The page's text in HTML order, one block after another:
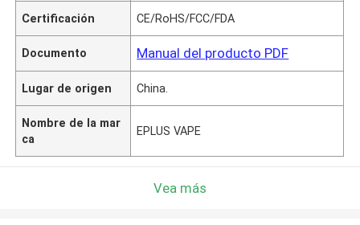
Certificación CE/RoHS/FCC/FDA
Documento Manual del producto PDF
Lugar de origen China.
Nombre de la mar
ca
EPLUS VAPE
Vea más